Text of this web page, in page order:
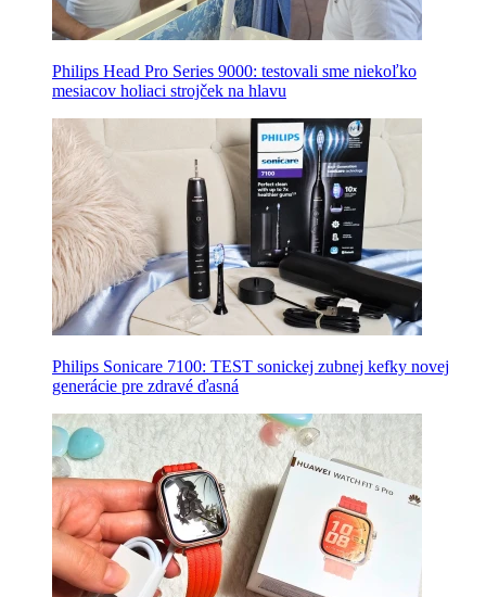
Philips Head Pro Series 9000: testovali sme niekoľko
mesiacov holiaci strojček na hlavu
Philips Sonicare 7100: TEST sonickej zubnej kefky novej
generácie pre zdravé ďasná